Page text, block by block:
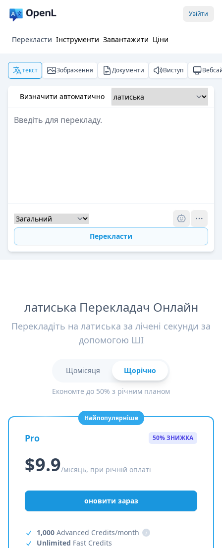
Увійти
Перекласти Інструменти Завантажити Ціни
текст Зображення Документи Виступ
Визначити автоматично
Перекласти
латиська Перекладач Онлайн
Перекладіть на латиська за лічені секунди за
допомогою ШІ
Щомісяця Щорічно
Економте до 50% з річним планом
Найпопулярніше
Pro 50% ЗНИЖКА
$9.9/місяць, при річній оплаті
оновити зараз
1,000 Advanced Credits/month
i
Unlimited Fast Credits